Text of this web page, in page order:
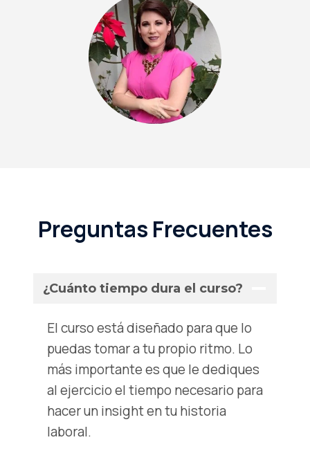
Preguntas Frecuentes
¿Cuánto tiempo dura el curso?
El curso está diseñado para que lo
puedas tomar a tu propio ritmo. Lo
más importante es que le dediques
al ejercicio el tiempo necesario para
hacer un insight en tu historia
laboral.